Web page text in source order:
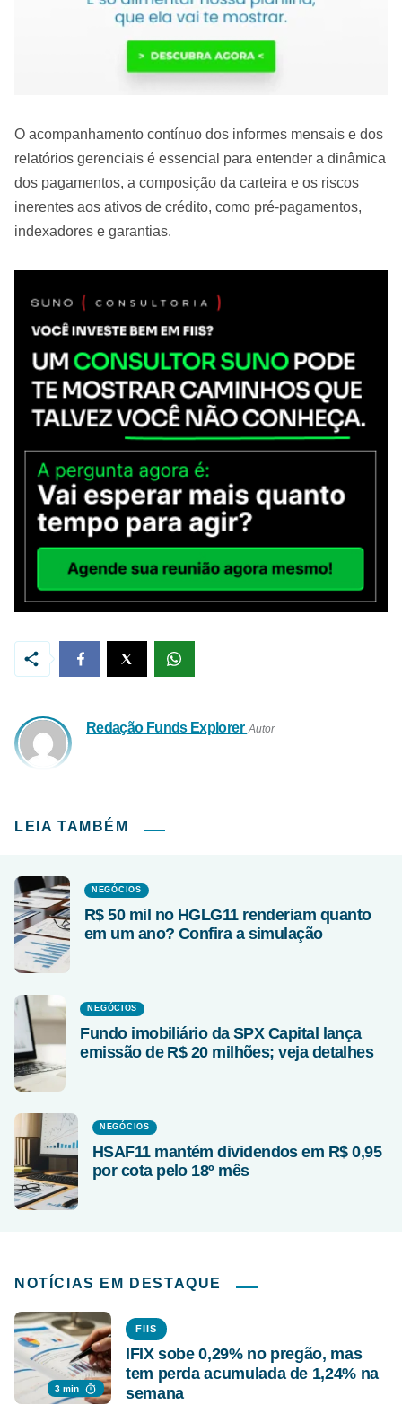
O acompanhamento contínuo dos informes mensais e dos
relatórios gerenciais é essencial para entender a dinâmica
dos pagamentos, a composição da carteira e os riscos
inerentes aos ativos de crédito, como pré-pagamentos,
indexadores e garantias.
Redação Funds Explorer Autor
LEIA TAMBÉM
NEGÓCIOS
R$ 50 mil no HGLG11 renderiam quanto
em um ano? Confira a simulação
NEGÓCIOS
Fundo imobiliário da SPX Capital lança
emissão de R$ 20 milhões; veja detalhes
NEGÓCIOS
HSAF11 mantém dividendos em R$ 0,95
por cota pelo 18º mês
NOTÍCIAS EM DESTAQUE
3 min
FIIS
IFIX sobe 0,29% no pregão, mas
tem perda acumulada de 1,24% na
semana